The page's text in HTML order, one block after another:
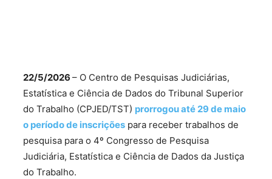
22/5/2026 – O Centro de Pesquisas Judiciárias,
Estatística e Ciência de Dados do Tribunal Superior
do Trabalho (CPJED/TST) prorrogou até 29 de maio
o período de inscriçõespara receber trabalhos de
pesquisa para o 4º Congresso de Pesquisa
Judiciária, Estatística e Ciência de Dados da Justiça
do Trabalho.